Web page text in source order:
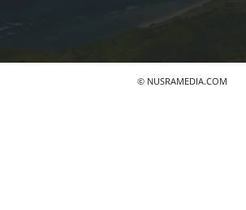
© NUSRAMEDIA.COM